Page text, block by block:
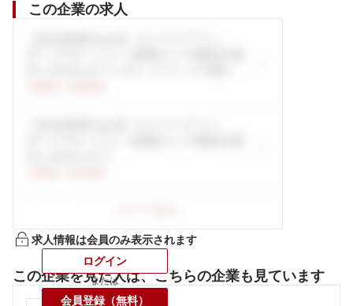
この企業の求人
求人情報は会員のみ表示されます
ログイン
または
会員登録（無料）
この企業を見た人は、こちらの企業も見ています